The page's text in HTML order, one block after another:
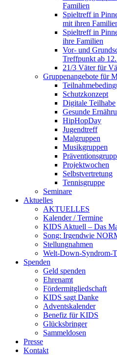
Familien
Spieltreff in
mit ihren
Spieltreff in
ihre Familien
Vor- und
Treffpunkt ab
21/3 Väter für
Gruppenangebote für
Schutzkonzept
Digitale Teilhabe
Gesunde
HipHopDay
Jugendtreff
Malgruppen
Musikgruppen
Projektwochen
Selbstvertretung
Tennisgruppe
Seminare
Aktuelles
AKTUELLES
Kalender / Termine
KIDS Aktuell – Das
Song: Irgendwie
Stellungnahmen
Welt-Down-Syndrom-
Spenden
Geld spenden
Ehrenamt
Fördermitgliedschaft
KIDS sagt Danke
Adventskalender
Benefiz für KIDS
Glücksbringer
Sammeldosen
Presse
Kontakt